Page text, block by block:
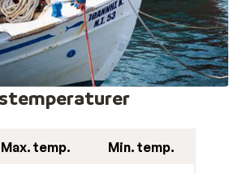
Max. temp. Min. temp.